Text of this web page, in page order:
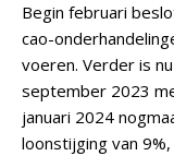
Begin februari
cao-
voeren. Verder is
september 2023
januari 2024
loonstijging van